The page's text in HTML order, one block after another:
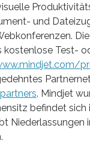
und
kostenlose Test-
. Mindjet
befindet sich
Niederlassungen